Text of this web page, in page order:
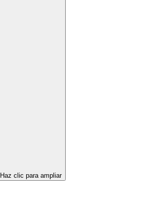
Haz clic para ampliar